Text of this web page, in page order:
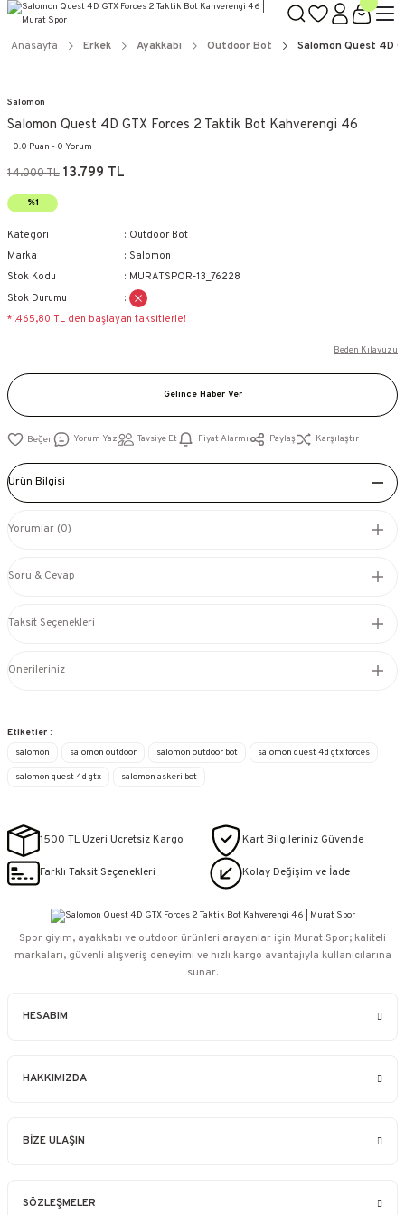
Anasayfa Erkek Ayakkabı Outdoor Bot Salomon Quest 4D
Salomon
Salomon Quest 4D GTX Forces 2 Taktik Bot Kahverengi 46
0.0 Puan - 0 Yorum
14.000 TL 13.799 TL
%1
Kategori
Outdoor Bot
Marka
Salomon
Stok Kodu
MURATSPOR-13_76228
Stok Durumu
*1.465,80 TL den başlayan taksitlerle!
Beden Kılavuzu
Gelince Haber Ver
Yorum Yaz Tavsiye Et Fiyat Alarmı Paylaş Karşılaştır
Ürün Bilgisi
Yorumlar (0)
Soru & Cevap
Taksit Seçenekleri
Önerileriniz
Etiketler :
salomon
salomon outdoor salomon outdoor bot salomon quest 4d gtx forces
salomon quest 4d gtx salomon askeri bot
1500 TL Üzeri Ücretsiz Kargo Kart Bilgileriniz Güvende
Farklı Taksit Seçenekleri Kolay Değişim ve İade
HESABIM
HAKKIMIZDA
BİZE ULAŞIN
SÖZLEŞMELER
Spor giyim, ayakkabı ve outdoor ürünleri arayanlar için Murat Spor; kaliteli
markaları, güvenli alışveriş deneyimi ve hızlı kargo avantajıyla kullanıcılarına
sunar.